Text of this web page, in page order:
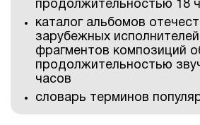
продолжительностью 18
каталог альбомов
зарубежных
фрагментов композиций
продолжительностью
часов
словарь терминов